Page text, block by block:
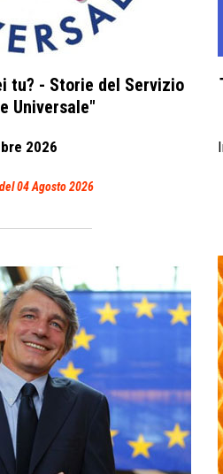
tu? - Storie del Servizio
Universale"
2026
04 Agosto 2026